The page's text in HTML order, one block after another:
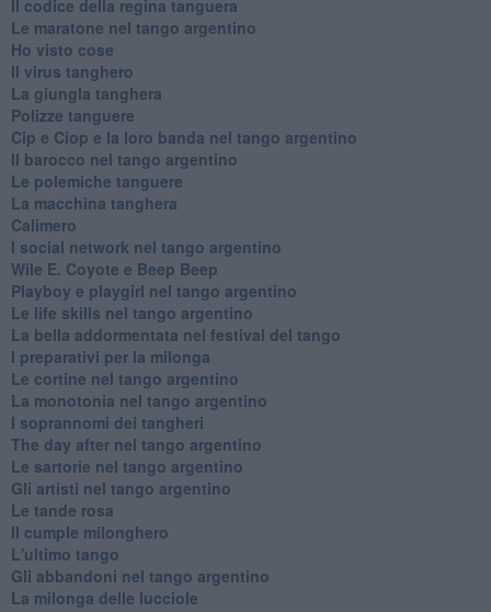
Il codice della regina tanguera
Le maratone nel tango argentino
Ho visto cose
Il virus tanghero
La giungla tanghera
Polizze tanguere
Cip e Ciop e la loro banda nel tango argentino
Il barocco nel tango argentino
Le polemiche tanguere
La macchina tanghera
Calimero
​I social network nel tango argentino
Wile E. Coyote e Beep Beep
Playboy e playgirl nel tango argentino
Le life skills nel tango argentino
La bella addormentata nel festival del tango
I preparativi per la milonga
Le cortine nel tango argentino
La monotonia nel tango argentino
I soprannomi dei tangheri
The day after nel tango argentino
Le sartorie nel tango argentino
Gli artisti nel tango argentino
Le tande rosa
Il cumple milonghero
L'ultimo tango
Gli abbandoni nel tango argentino
La milonga delle lucciole